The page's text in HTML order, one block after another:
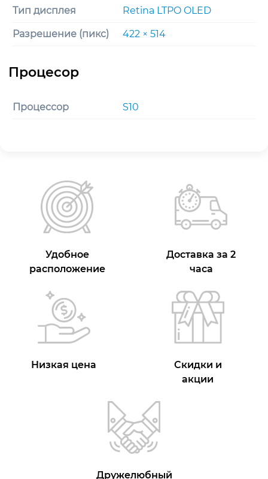
Тип дисплея Retina LTPO OLED
Разрешение (пикс) 422 × 514
Процессор S10
Удобное
расположение
Доставка за 2
часа
Низкая цена
Скидки и
акции
Дружелюбный